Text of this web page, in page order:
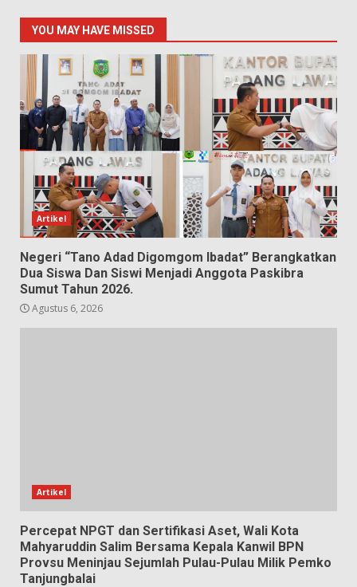
YOU MAY HAVE MISSED
Artikel
Negeri “Tano Adad Digomgom Ibadat” Berangkatkan
Dua Siswa Dan Siswi Menjadi Anggota Paskibra
Sumut Tahun 2026.
Agustus 6, 2026
Artikel
Percepat NPGT dan Sertifikasi Aset, Wali Kota
Mahyaruddin Salim Bersama Kepala Kanwil BPN
Provsu Meninjau Sejumlah Pulau-Pulau Milik Pemko
Tanjungbalai